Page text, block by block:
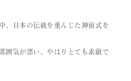
、日本の伝統を重んじた神前式を
囲気が漂い、やはりとても素敵で